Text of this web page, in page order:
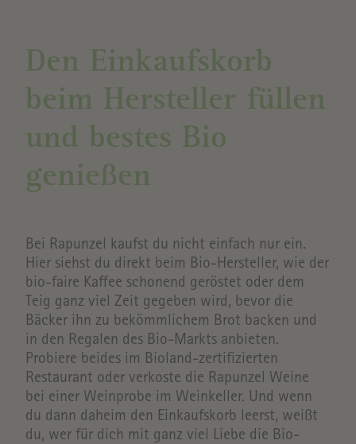
Den Einkaufskorb
beim Hersteller füllen
und bestes Bio
genießen
Bei Rapunzel kaufst du nicht einfach nur ein.
Hier siehst du direkt beim Bio-Hersteller, wie der
bio-faire Kaffee schonend geröstet oder dem
Teig ganz viel Zeit gegeben wird, bevor die
Bäcker ihn zu bekömmlichem Brot backen und
in den Regalen des Bio-Markts anbieten.
Probiere beides im Bioland-zertifizierten
Restaurant oder verkoste die Rapunzel Weine
bei einer Weinprobe im Weinkeller. Und wenn
du dann daheim den Einkaufskorb leerst, weißt
du, wer für dich mit ganz viel Liebe die Bio-